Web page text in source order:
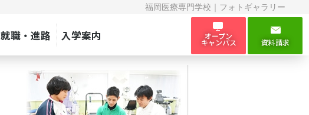
福岡医療専門学校｜フォトギャラリー
就職・進路 入学案内 オープン
キャンパス 資料請求